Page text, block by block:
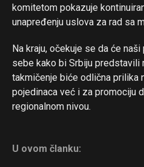
komitetom pokazuje
unapređenju uslova za rad sa
Na kraju, očekuje se da će
sebe kako bi Srbiju predstavili
takmičenje biće odlična prilika
pojedinaca već i za promociju
regionalnom nivou.
U ovom članku: